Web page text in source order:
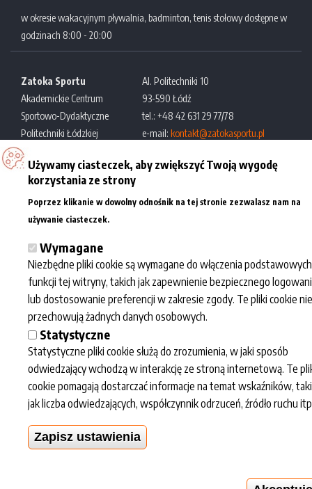
w okresie wakacyjnym pływalnia, badminton, tenis stołowy dostępne w
godzinach 8:00 - 20:00
Zatoka Sportu
Akademickie Centrum
Sportowo-Dydaktyczne
Politechniki Łódzkiej
Al. Politechniki 10
93-590 Łódź
tel.: +48 42 631 29 77/78
e-mail:kontakt@zatokasportu.pl
Współpraca
Dla mediów
Eventy
Informacje
Regulaminy
prywatności
Deklaracja
dostępności
BIP
O nas
Kariera
Honorujemy karty:
© 2024Politechnika Łódzka- created by
Używamy ciasteczek, aby zwiększyć Twoją wygodę
korzystania ze strony
Poprzez klikanie w dowolny odnośnik na tej stronie zezwalasz nam na
używanie ciasteczek.
Wymagane
Niezbędne pliki cookie są wymagane do włączenia podstawowych
funkcji tej witryny, takich jak zapewnienie bezpiecznego
lub dostosowanie preferencji w zakresie zgody. Te pliki cookie nie
przechowują żadnych danych osobowych.
Statystyczne
Statystyczne pliki cookie służą do zrozumienia, w jaki sposób
odwiedzający wchodzą w interakcję ze stroną internetową. Te
cookie pomagają dostarczać informacje na temat wskaźników,
jak liczba odwiedzających, współczynnik odrzuceń, źródło ruchu
Zapisz ustawienia